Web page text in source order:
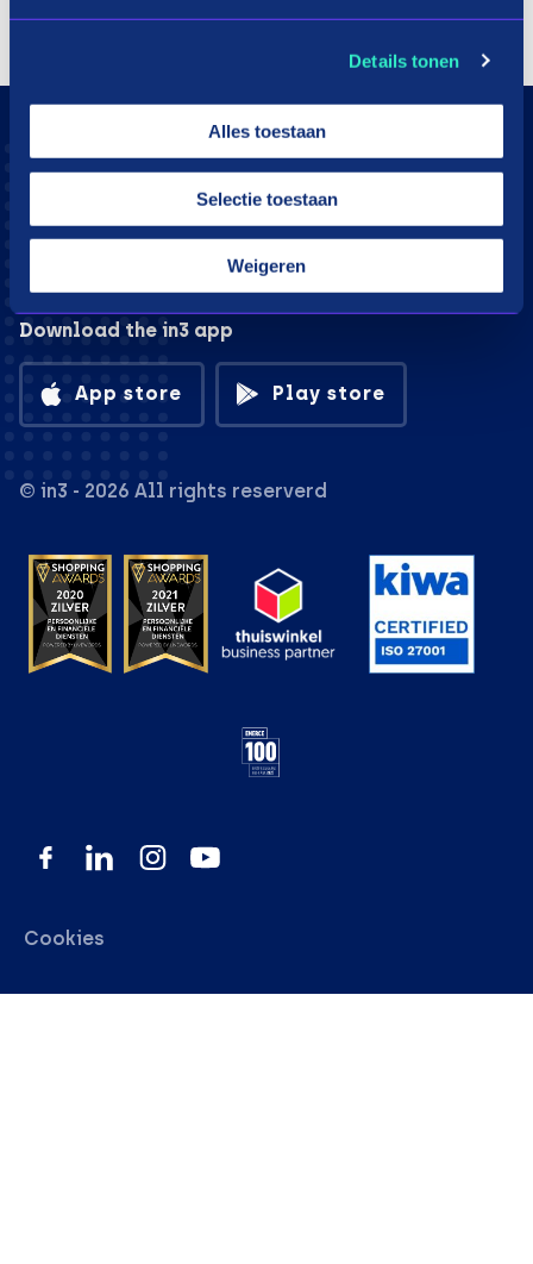
Details tonen
Alles toestaan
Selectie toestaan
Weigeren
Download the in3 app
App store Play store
© in3 - 2026 All rights reserverd
Cookies